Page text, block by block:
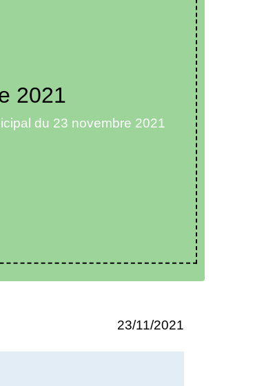
2021
du 23 novembre 2021
23/11/2021